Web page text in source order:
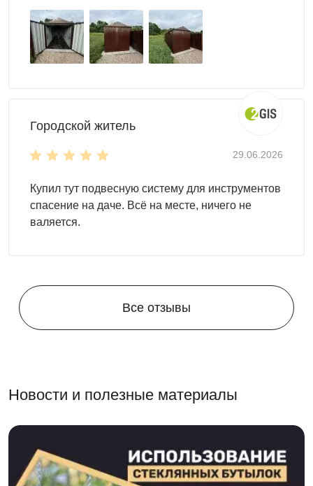
Городской житель
29.06.2026
Купил тут подвесную систему для инструментов
спасение на даче. Всё на месте, ничего не
валяется.
Все отзывы
Новости и полезные материалы